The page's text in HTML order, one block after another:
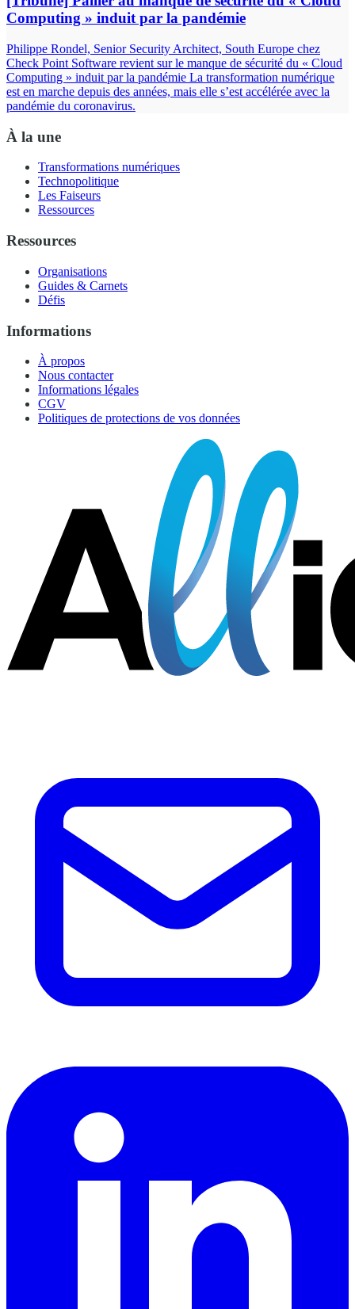
Computing » induit par la pandémie
Philippe Rondel, Senior Security Architect, South Europe chez
Check Point Software revient sur le manque de sécurité du « Cloud
Computing » induit par la pandémie La transformation numérique
est en marche depuis des années, mais elle s’est accélérée avec la
pandémie du coronavirus.
À la une
Transformations numériques
Technopolitique
Les Faiseurs
Ressources
Ressources
Organisations
Guides & Carnets
Défis
Informations
À propos
Nous contacter
Informations légales
CGV
Politiques de protections de vos données